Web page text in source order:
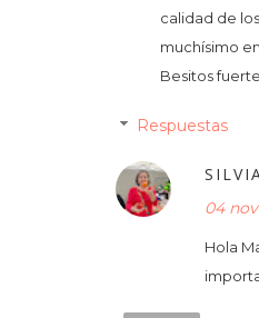
calidad de
muchísimo
Besitos
Respuestas
04
Hola